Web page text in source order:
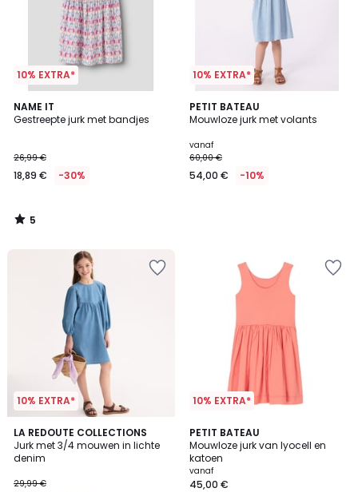
10% EXTRA*
NAME IT
Gestreepte jurk met bandjes
26,99 €
18,89 € -30%
5
/
5
/
10% EXTRA*
PETIT BATEAU
Mouwloze jurk met volants
vanaf
60,00 €
54,00 € -10%
10% EXTRA*
LA REDOUTE COLLECTIONS
Jurk met 3/4 mouwen in lichte
denim
29,99 €
10% EXTRA*
PETIT BATEAU
Mouwloze jurk van lyocell en
katoen
vanaf
45,00 €